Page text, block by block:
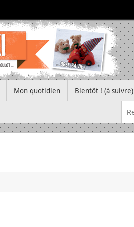
Mon quotidien Bientôt ! (à suivre)